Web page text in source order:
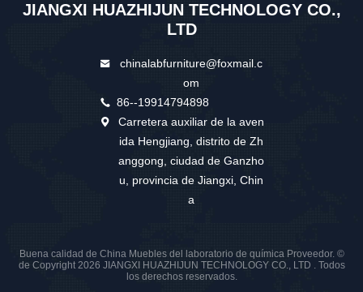
JIANGXI HUAZHIJUN TECHNOLOGY CO.,
LTD
chinalabfurniture@foxmail.c
om
86--19914794898
Carretera auxiliar de la aven
ida Hengjiang, distrito de Zh
anggong, ciudad de Ganzho
u, provincia de Jiangxi, Chin
a
Buena calidad de China Muebles del laboratorio de química Proveedor. ©
de Copyright 2026 JIANGXI HUAZHIJUN TECHNOLOGY CO., LTD . Todos
los derechos reservados.